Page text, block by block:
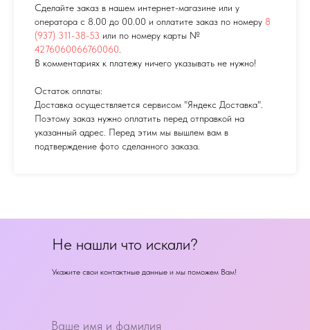
Сделайте заказ в нашем интернет-магазине или у
оператора с 8.00 до 00.00 и оплатите заказ по номеру 8
(937) 311-38-53 или по номеру карты №
4276060066760060
В комментариях к платежу ничего указывать не нужно!
Остаток оплаты:
Доставка осуществляется сервисом "Яндекс Доставка".
Поэтому заказ нужно оплатить перед отправкой на
указанный адрес. Перед этим мы вышлем вам в
подтверждение фото сделанного заказа.
Не нашли что искали?
Укажите свои контактные данные и мы поможем Вам!